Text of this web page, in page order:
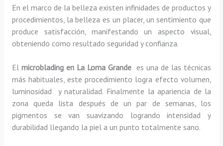
En el marco de la belleza existen infinidades de productos y
procedimientos, la belleza es un placer, un sentimiento que
produce satisfacción, manifestando un aspecto visual,
obteniendo como resultado seguridad y confianza.
El microblading en La Loma Grande es una de las técnicas
más habituales, este procedimiento logra efecto volumen,
luminosidad y naturalidad. Finalmente la apariencia de la
zona queda lista después de un par de semanas, los
pigmentos se van suavizando logrando intensidad y
durabilidad llegando la piel a un punto totalmente sano.